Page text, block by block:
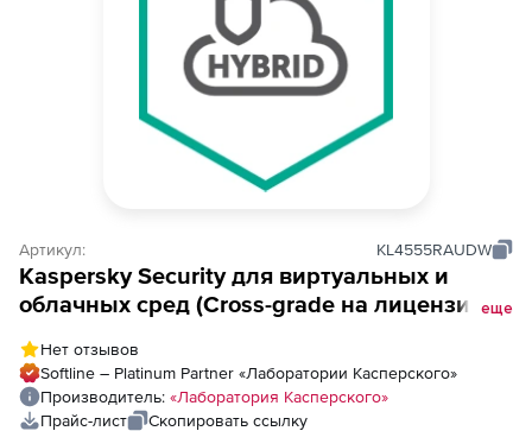
Артикул: KL4555RAUDW
Kaspersky Security для виртуальных и
облачных сред (Cross-grade на лицензию
количеству ядер физических процессоров
еще
Нет отзывов
Softline – Platinum Partner «Лаборатории Касперского»
Производитель: «Лаборатория Касперского»
Прайс-лист
Скопировать ссылку